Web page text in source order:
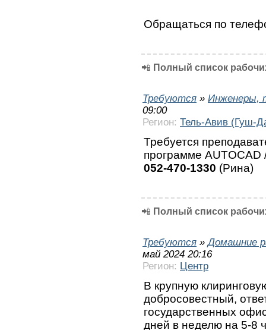
Обращаться по
📲 Полный список
Требуются » Инженеры,
09:00
Регион: Тель-Авив (Гуш-
Требуется
программе
052-470-1330 (Рина)
📲 Полный список
Требуются »Домашние
май 2024 20:16
Регион: Центр
В крупную
добросовестный,
государственных
дней в неделю на 5-8